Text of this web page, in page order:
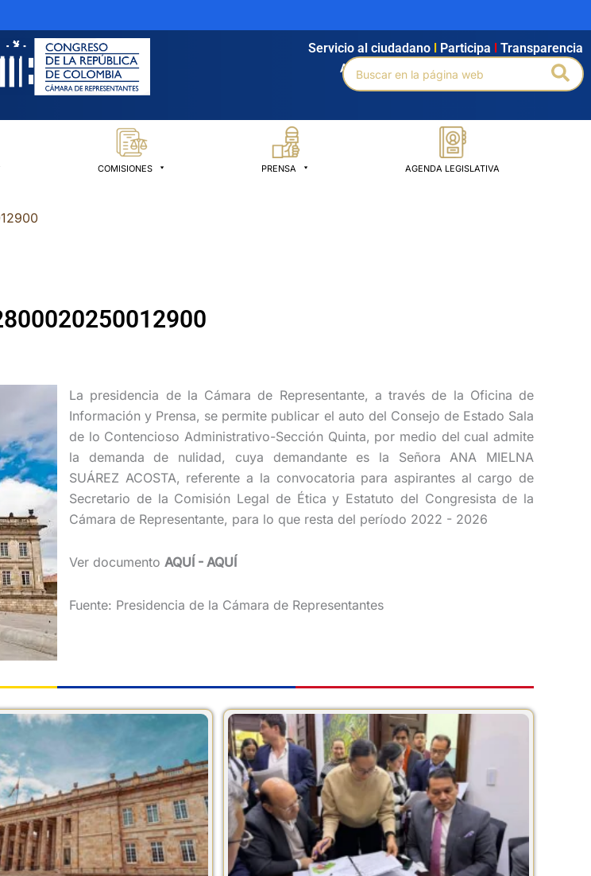
Agendamiento Intranet Búsqueda avanzada
Servicio al ciudadano Participa Transparencia
Buscar
por:
COMISIONES PRENSA AGENDA LEGISLATIVA
La presidencia de la Cámara de Representante, a través de la Oficina de
Información y Prensa, se permite publicar el auto del Consejo de Estado Sala
de lo Contencioso Administrativo-Sección Quinta, por medio del cual admite
la demanda de nulidad, cuya demandante es la Señora ANA MIELNA
SUÁREZ ACOSTA, referente a la convocatoria para aspirantes al cargo de
Secretario de la Comisión Legal de Ética y Estatuto del Congresista de la
Cámara de Representante, para lo que resta del período 2022 - 2026
Ver documento AQUÍ - AQUÍ
Fuente: Presidencia de la Cámara de Representantes